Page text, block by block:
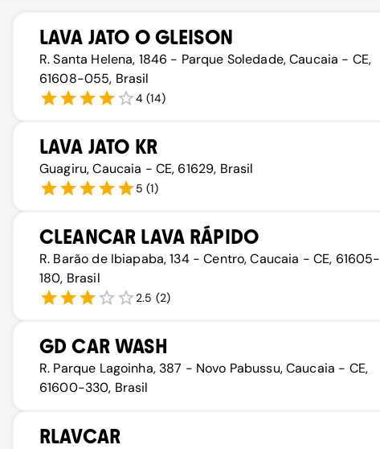
LAVA JATO O GLEISON
R. Santa Helena, 1846 - Parque Soledade, Caucaia - CE,
61608-055, Brasil
4 (14)
LAVA JATO KR
Guagiru, Caucaia - CE, 61629, Brasil
5 (1)
CLEANCAR LAVA RÁPIDO
R. Barão de Ibiapaba, 134 - Centro, Caucaia - CE, 61605-
180, Brasil
2.5 (2)
GD CAR WASH
R. Parque Lagoinha, 387 - Novo Pabussu, Caucaia - CE,
61600-330, Brasil
RLAVCAR